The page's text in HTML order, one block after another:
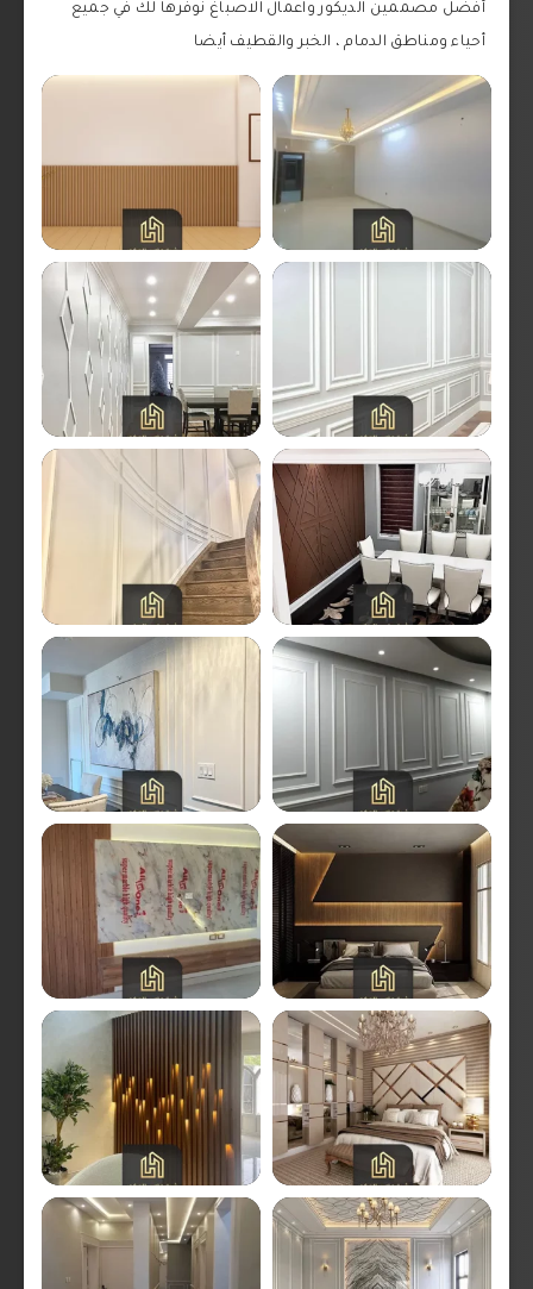
أفضل مصممين الديكور واعمال الاصباغ نوفرها لك في جميع
أحياء ومناطق الدمام ، الخبر والقطيف أيضا